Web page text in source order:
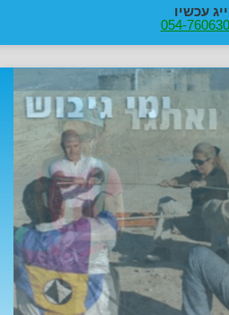
עכשיו
054-